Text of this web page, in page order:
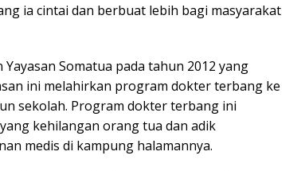
ia cintai dan berbuat lebih bagi masyarakat
Somatua pada tahun 2012 yang
ini melahirkan program dokter terbang ke
sekolah. Program dokter terbang ini
kehilangan orang tua dan adik
medis di kampung halamannya.